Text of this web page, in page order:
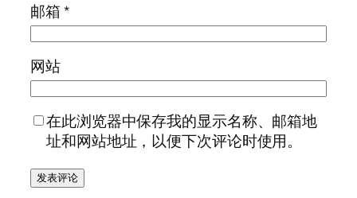
邮箱*
网站
在此浏览器中保存我的显示名称、邮箱地
址和网站地址，以便下次评论时使用。